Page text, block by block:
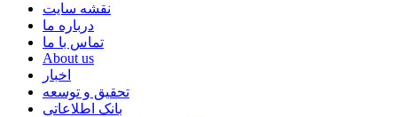
نقشه سایت
درباره ما
تماس با ما
About us
اخبار
تحقیق و توسعه
بانک اطلاعاتی